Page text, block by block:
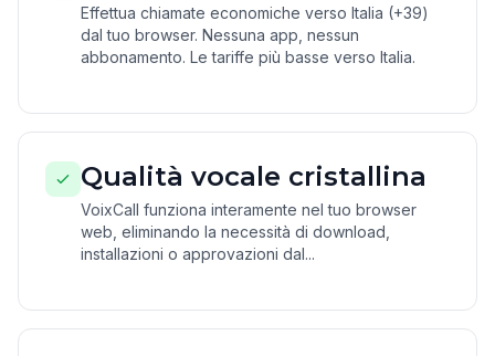
Effettua chiamate economiche verso Italia (+39)
dal tuo browser. Nessuna app, nessun
abbonamento. Le tariffe più basse verso Italia.
Qualità vocale cristallina
VoixCall funziona interamente nel tuo browser
web, eliminando la necessità di download,
installazioni o approvazioni dal...